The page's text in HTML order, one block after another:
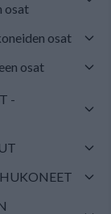
osat
osat
osat
-